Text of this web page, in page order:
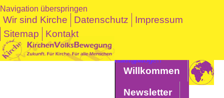
Navigation überspringen
Wir sind Kirche Datenschutz
Impressum
Sitemap
Kontakt
Navigation überspringen
Willkommen
Newsletter